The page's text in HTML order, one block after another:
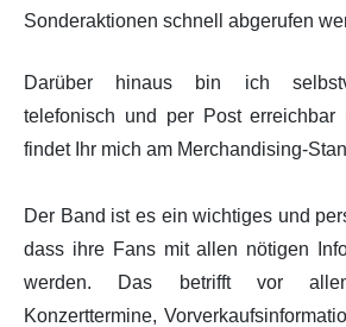
Sonderaktionen schnell abgerufen
Darüber hinaus bin ich
telefonisch und per Post erreichbar
findet Ihr mich am Merchandising-
Der Band ist es ein wichtiges und
dass ihre Fans mit allen nötigen
werden. Das betrifft vor
Konzerttermine,